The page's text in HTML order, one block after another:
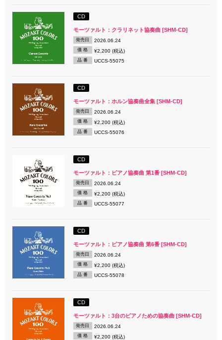
CD
モーツァルト：クラリネット協奏曲 [SHM-CD]
発売日 2026.06.24
価 格 ¥2,200 (税込)
品 番 UCCS-55075
CD
モーツァルト：ホルン協奏曲全集 [SHM-CD]
発売日 2026.06.24
価 格 ¥2,200 (税込)
品 番 UCCS-55076
CD
モーツァルト：ピアノ協奏曲 第1番 [SHM-CD]
発売日 2026.06.24
価 格 ¥2,200 (税込)
品 番 UCCS-55077
CD
モーツァルト：ピアノ協奏曲 第6番 [SHM-CD]
発売日 2026.06.24
価 格 ¥2,200 (税込)
品 番 UCCS-55078
CD
モーツァルト：3台のピアノための協奏曲 [SHM-CD]
発売日 2026.06.24
価 格 ¥2,200 (税込)